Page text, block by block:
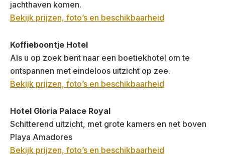
jachthaven komen.
Bekijk prijzen, foto’s en beschikbaarheid
Koffieboontje Hotel
Als u op zoek bent naar een boetiekhotel om te
ontspannen met eindeloos uitzicht op zee.
Bekijk prijzen, foto’s en beschikbaarheid
Hotel Gloria Palace Royal
Schitterend uitzicht, met grote kamers en net boven
Playa Amadores
Bekijk prijzen, foto’s en beschikbaarheid